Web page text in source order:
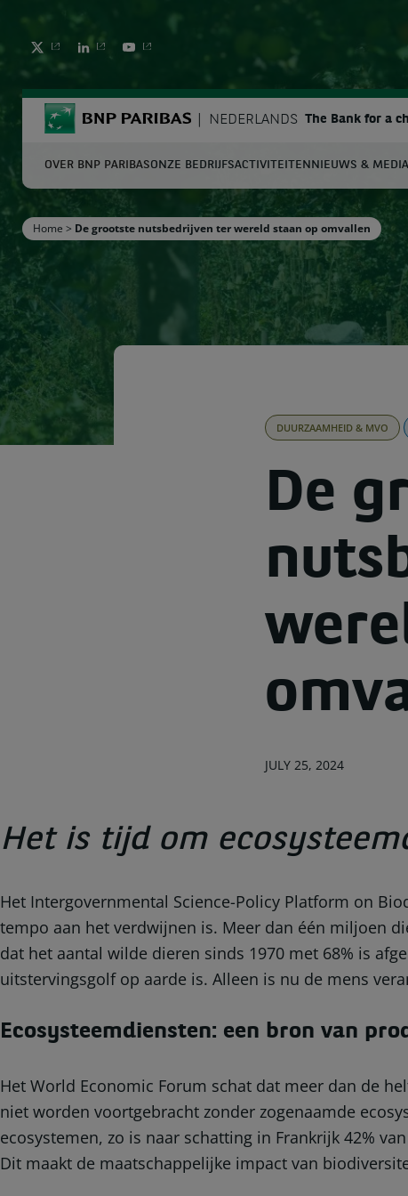
BNP Paribas NEDERLANDS The Bank for a
Vul zoektermen in
OVER BNP PARIBASONZE BEDRIJFSACTIVITEITEN NIEUWS & MEDIA
Home > De grootste nutsbedrijven ter wereld staan op omvallen
DUURZAAMHEID & MVO
De
JULY 25, 2024
Het is tijd om
Het Intergovernmental Science-Policy Platform on
tempo aan het verdwijnen is. Meer dan één miljoen
dat het aantal wilde dieren sinds 1970 met 68% is
uitstervingsgolf op aarde is. Alleen is nu de mens
Ecosysteemdiensten: een bron van
Het World Economic Forum schat dat meer dan de
niet worden voortgebracht zonder zogenaamde
ecosystemen, zo is naar schatting in Frankrijk 42%
Dit maakt de maatschappelijke impact van